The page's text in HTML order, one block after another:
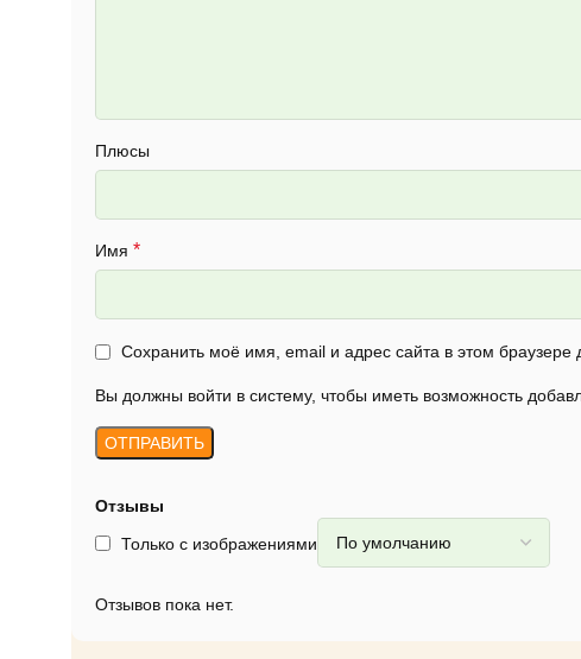
Отзывы
Только с изображениями
Отзывов пока нет.
Плюсы
Имя *
Сохранить моё имя, email и адрес сайта в этом
Вы должны войти в систему, чтобы иметь возможность